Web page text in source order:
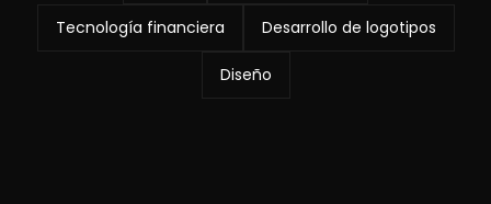
Tecnología financiera Desarrollo de logotipos
Diseño